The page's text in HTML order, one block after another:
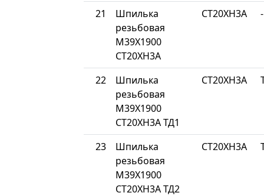
21
Шпилька
резьбовая
М39Х1900
СТ20ХН3А
СТ20ХН3А -
22
Шпилька
резьбовая
М39Х1900
СТ20ХН3А ТД1
СТ20ХН3А
23
Шпилька
резьбовая
М39Х1900
СТ20ХН3А ТД2
СТ20ХН3А